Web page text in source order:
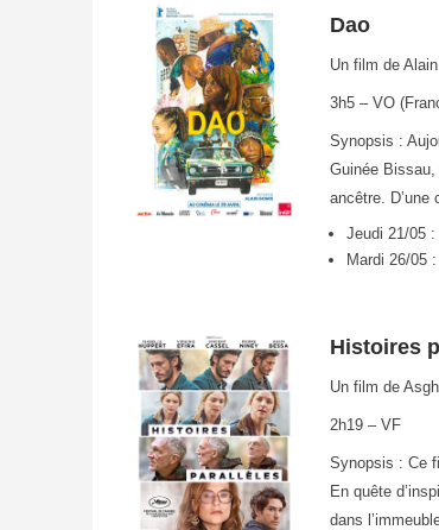
Dao
Un film de
3h5 – VO
Synopsis :
Guinée
ancêtre. D’une
Jeudi 21/05
Mardi 26/05
Histoires
Un film de
2h19 – VF
Synopsis : Ce
En quête
dans